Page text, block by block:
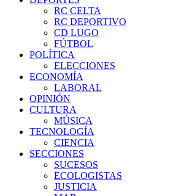
RC CELTA
RC DEPORTIVO
CD LUGO
FÚTBOL
POLÍTICA
ELECCIONES
ECONOMÍA
LABORAL
OPINIÓN
CULTURA
MÚSICA
TECNOLOGÍA
CIENCIA
SECCIONES
SUCESOS
ECOLOGISTAS
JUSTICIA